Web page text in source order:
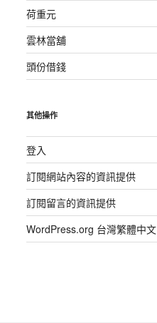
荷重元
雲林當舖
頭份借錢
其他操作
登入
訂閱網站內容的資訊提供
訂閱留言的資訊提供
WordPress.org 台灣繁體中文